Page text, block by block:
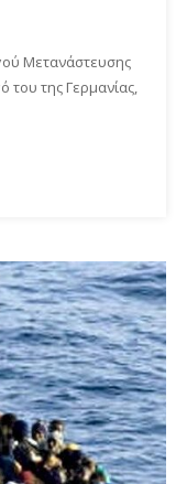
Μετανάστευσης
του της Γερμανίας,